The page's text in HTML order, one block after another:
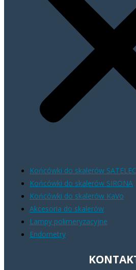
Końcówki do skalerów
Końcówki do skalerów SIRONA
Końcówki do skalerów KaVo
Akcesoria do skalerów
Lampy polimeryzacyjne
Endometry